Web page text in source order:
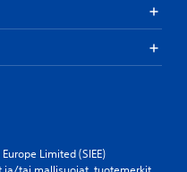
Limited (SIEE)